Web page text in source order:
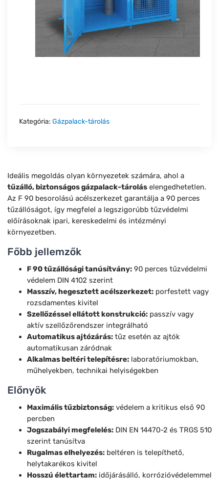
Kategória: Gázpalack-tárolás
Ideális megoldás olyan környezetek számára, ahol a
tűzálló, biztonságos gázpalack-tárolás elengedhetetlen.
Az F 90 besorolású acélszerkezet garantálja a 90 perces
tűzállóságot, így megfelel a legszigorúbb tűzvédelmi
előírásoknak ipari, kereskedelmi és intézményi
környezetben.
Főbb jellemzők
F 90 tűzállósági tanúsítvány: 90 perces tűzvédelmi
védelem DIN 4102 szerint
Masszív, hegesztett acélszerkezet: porfestett vagy
rozsdamentes kivitel
Szellőzéssel ellátott konstrukció: passzív vagy
aktív szellőzőrendszer integrálható
Automatikus ajtózárás: tűz esetén az ajtók
automatikusan záródnak
Alkalmas beltéri telepítésre: laboratóriumokban,
műhelyekben, technikai helyiségekben
Előnyök
Maximális tűzbiztonság: védelem a kritikus első 90
percben
Jogszabályi megfelelés: DIN EN 14470-2 és TRGS 510
szerint tanúsítva
Rugalmas elhelyezés: beltéren is telepíthető,
helytakarékos kivitel
Hosszú élettartam: időjárásálló, korrózióvédelemmel